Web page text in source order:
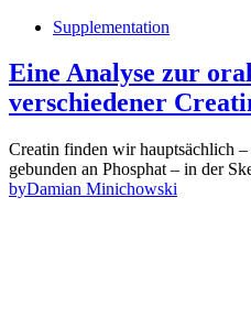
Supplementation
Eine Analyse zur
verschiedener
Creatin finden wir hauptsächlich
gebunden an Phosphat – in der
byDamian Minichowski